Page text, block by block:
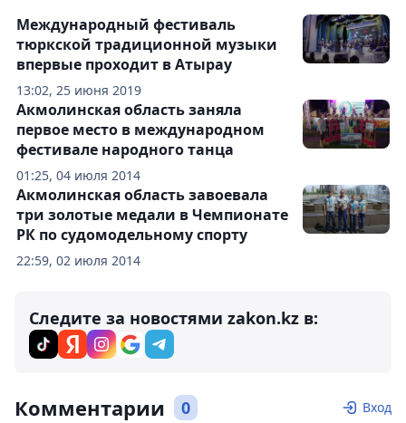
13:02, 25 июня 2019
Международный фестиваль
тюркской традиционной музыки
впервые проходит в Атырау
01:25, 04 июля 2014
Акмолинская область заняла
первое место в международном
фестивале народного танца
22:59, 02 июля 2014
Акмолинская область завоевала
три золотые медали в Чемпионате
РК по судомодельному спорту
Следите за новостями zakon.kz в:
Комментарии 0 Вход